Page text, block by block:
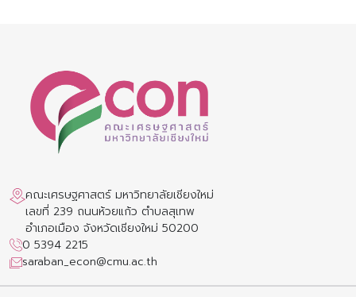
คณะเศรษฐศาสตร์ มหาวิทยาลัยเชียงใหม่
เลขที่ 239 ถนนห้วยแก้ว ตำบลสุเทพ
อำเภอเมือง จังหวัดเชียงใหม่ 50200
0 5394 2215
saraban_econ@cmu.ac.th